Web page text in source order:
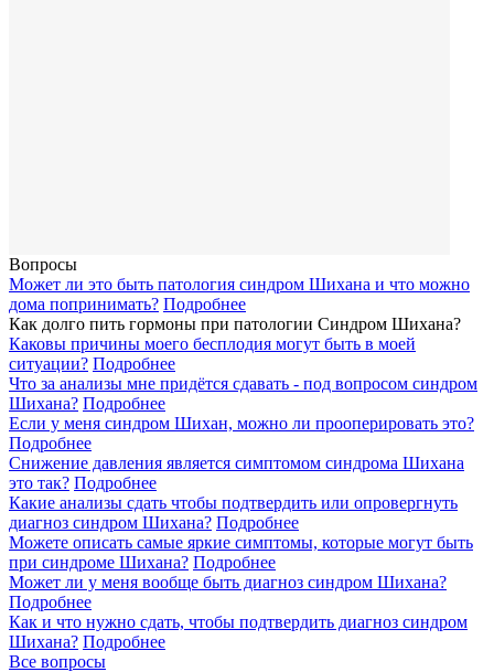
Вопросы
Может ли это быть патология синдром Шихана и что можно
дома попринимать? Подробнее
Как долго пить гормоны при патологии Синдром Шихана?
Каковы причины моего бесплодия могут быть в моей
ситуации? Подробнее
Что за анализы мне придётся сдавать - под вопросом синдром
Шихана? Подробнее
Если у меня синдром Шихан, можно ли прооперировать это?
Подробнее
Снижение давления является симптомом синдрома Шихана
это так? Подробнее
Какие анализы сдать чтобы подтвердить или опровергнуть
диагноз синдром Шихана? Подробнее
Можете описать самые яркие симптомы, которые могут быть
при синдроме Шихана? Подробнее
Может ли у меня вообще быть диагноз синдром Шихана?
Подробнее
Как и что нужно сдать, чтобы подтвердить диагноз синдром
Шихана? Подробнее
Все вопросы